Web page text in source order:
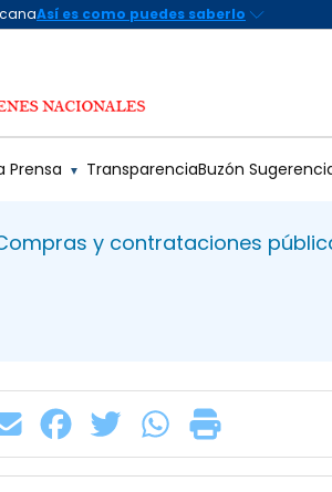
Prensa ▼ TransparenciaBuzón
y contrataciones